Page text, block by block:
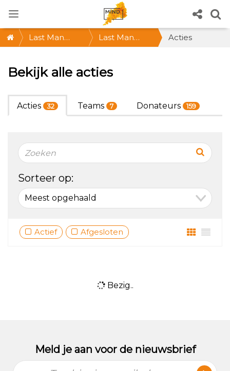
Last Man
Last Man
@Waarjijwil *
12-15 uur *
Acties
Bekijk alle acties
Acties 32 Teams 7 Donateurs 159
Sorteer op:
Actief Afgesloten
Bezig..
Meld je aan voor de nieuwsbrief